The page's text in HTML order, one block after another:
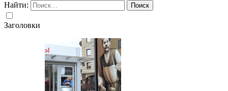
Найти:
Заголовки